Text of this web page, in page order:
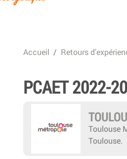
pour la Transition
Energétique
Accueil Retours
PCAET 2022-
Toulouse
Toulouse.